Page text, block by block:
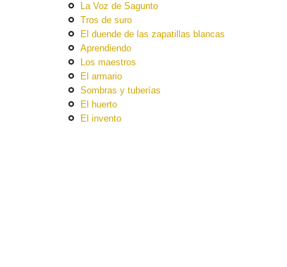
La Voz de Sagunto
Tros de suro
El duende de las zapatillas blancas
Aprendiendo
Los maestros
El armario
Sombras y tuberías
El huerto
El invento